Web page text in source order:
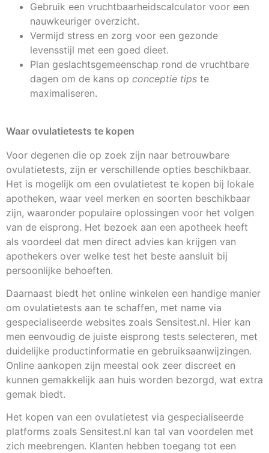
Gebruik een vruchtbaarheidscalculator voor een
nauwkeuriger overzicht.
Vermijd stress en zorg voor een gezonde
levensstijl met een goed dieet.
Plan geslachtsgemeenschap rond de vruchtbare
dagen om de kans op conceptie tips te
maximaliseren.
Waar ovulatietests te kopen
Voor degenen die op zoek zijn naar betrouwbare
ovulatietests, zijn er verschillende opties beschikbaar.
Het is mogelijk om een ovulatietest te kopen bij lokale
apotheken, waar veel merken en soorten beschikbaar
zijn, waaronder populaire oplossingen voor het volgen
van de eisprong. Het bezoek aan een apotheek heeft
als voordeel dat men direct advies kan krijgen van
apothekers over welke test het beste aansluit bij
persoonlijke behoeften.
Daarnaast biedt het online winkelen een handige manier
om ovulatietests aan te schaffen, met name via
gespecialiseerde websites zoals Sensitest.nl. Hier kan
men eenvoudig de juiste eisprong tests selecteren, met
duidelijke productinformatie en gebruiksaanwijzingen.
Online aankopen zijn meestal ook zeer discreet en
kunnen gemakkelijk aan huis worden bezorgd, wat extra
gemak biedt.
Het kopen van een ovulatietest via gespecialiseerde
platforms zoals Sensitest.nl kan tal van voordelen met
zich meebrengen. Klanten hebben toegang tot een